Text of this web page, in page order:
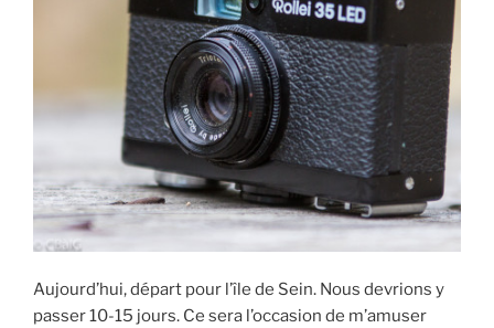
Aujourd’hui, départ pour l’île de Sein. Nous devrions y
passer 10-15 jours. Ce sera l’occasion de m’amuser